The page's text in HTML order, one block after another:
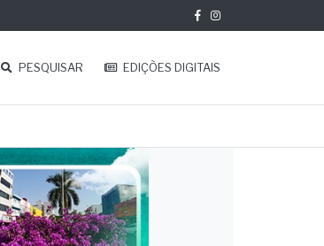
PESQUISAR EDIÇÕES DIGITAIS